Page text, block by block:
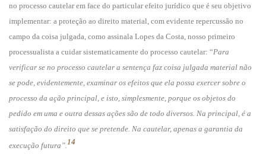
no processo cautelar em face do particular efeito jurídico que é seu objetivo
implementar: a proteção ao direito material, com evidente repercussão no
campo da coisa julgada, como assinala Lopes da Costa, nosso primeiro
processualista a cuidar sistematicamente do processo cautelar: “Para
verificar se no processo cautelar a sentença faz coisa julgada material não
se pode, evidentemente, examinar os efeitos que ela possa exercer sobre o
processo da ação principal, e isto, simplesmente, porque os objetos do
pedido em uma e outra dessas ações são de todo diversos. Na principal, é a
satisfação do direito que se pretende. Na cautelar, apenas a garantia da
execução futura”.14